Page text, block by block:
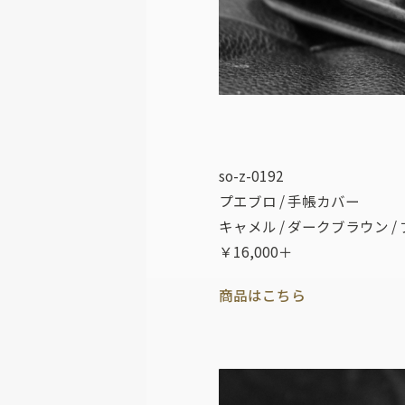
so-z-0192
プエブロ / 手帳カバー
キャメル / ダークブラウン /
￥16,000＋
商品はこちら